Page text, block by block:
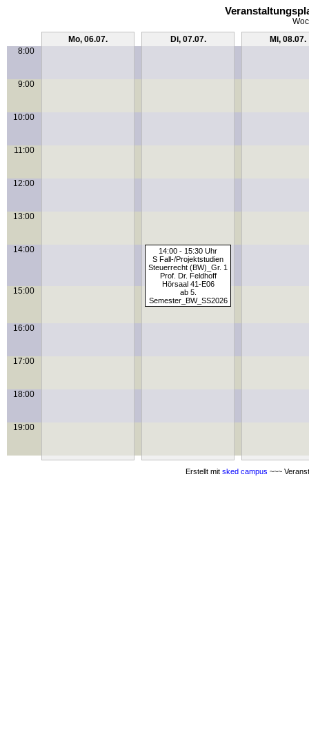
Mo, 06.07.
Di, 07.07.
Mi, 08.07.
8:00
9:00
10:00
11:00
12:00
13:00
14:00
14:00 - 15:30 Uhr
S Fall-/Projektstudien
Steuerrecht (BW)_Gr. 1
Prof. Dr. Feldhoff
Hörsaal 41-E06
ab 5.
Semester_BW_SS2026
15:00
16:00
17:00
18:00
19:00
Erstellt mit sked campus ~~~